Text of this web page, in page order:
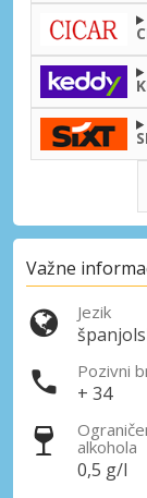
Važne
Jezik
Pozivni
+ 34
alkohola
0,5 g/l